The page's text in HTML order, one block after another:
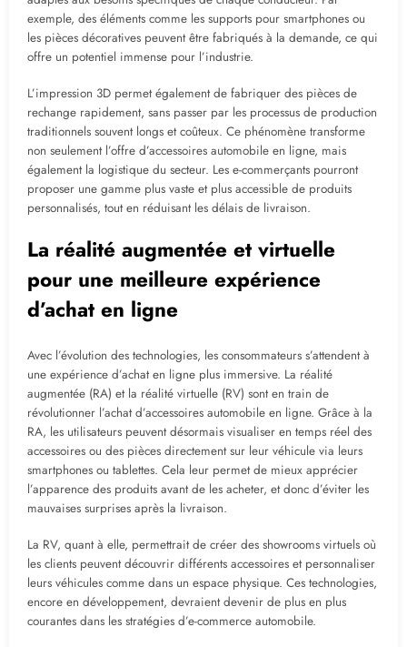
exemple, des éléments comme les supports pour smartphones ou
les pièces décoratives peuvent être fabriqués à la demande, ce qui
offre un potentiel immense pour l’industrie.
L’impression 3D permet également de fabriquer des pièces de
rechange rapidement, sans passer par les processus de production
traditionnels souvent longs et coûteux. Ce phénomène transforme
non seulement l’offre d’accessoires automobile en ligne, mais
également la logistique du secteur. Les e-commerçants pourront
proposer une gamme plus vaste et plus accessible de produits
personnalisés, tout en réduisant les délais de livraison.
La réalité augmentée et virtuelle
pour une meilleure expérience
d’achat en ligne
Avec l’évolution des technologies, les consommateurs s’attendent à
une expérience d’achat en ligne plus immersive. La réalité
augmentée (RA) et la réalité virtuelle (RV) sont en train de
révolutionner l’achat d’accessoires automobile en ligne. Grâce à la
RA, les utilisateurs peuvent désormais visualiser en temps réel des
accessoires ou des pièces directement sur leur véhicule via leurs
smartphones ou tablettes. Cela leur permet de mieux apprécier
l’apparence des produits avant de les acheter, et donc d’éviter les
mauvaises surprises après la livraison.
La RV, quant à elle, permettrait de créer des showrooms virtuels où
les clients peuvent découvrir différents accessoires et personnaliser
leurs véhicules comme dans un espace physique. Ces technologies,
encore en développement, devraient devenir de plus en plus
courantes dans les stratégies d’e-commerce automobile.